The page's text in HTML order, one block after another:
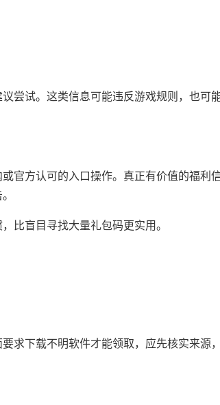
尝试。这类信息可能违反游戏规则，也可
官方认可的入口操作。真正有价值的福利信
比盲目寻找大量礼包码更实用。
求下载不明软件才能领取，应先核实来源